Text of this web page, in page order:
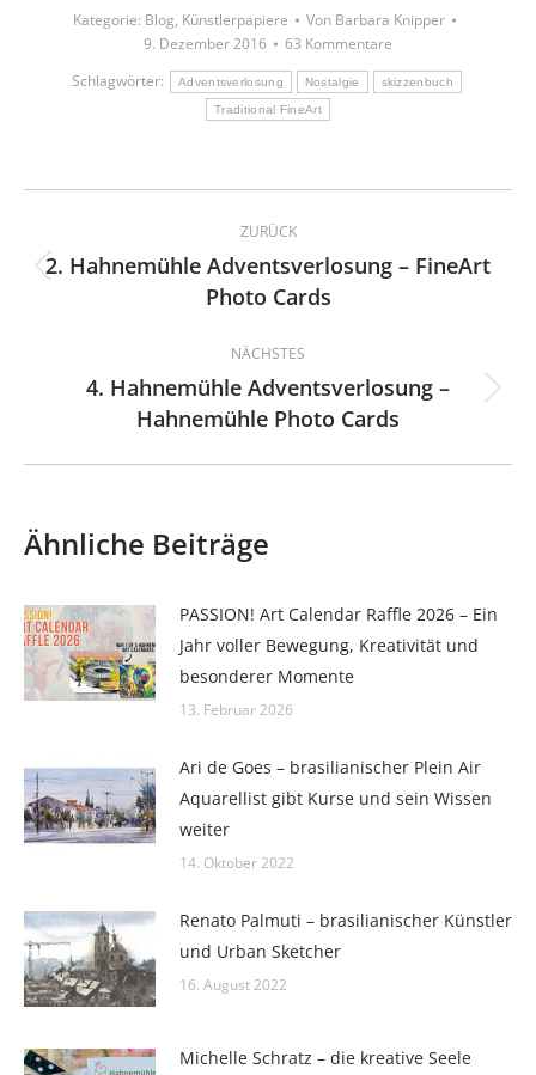
Kategorie: Blog, Künstlerpapiere Von Barbara Knipper
9. Dezember 2016
63 Kommentare
Schlagwörter:
Adventsverlosung Nostalgie skizzenbuch
Traditional FineArt
Kommentarnavigation
ZURÜCK
Vorheriger
Beitrag:
2. Hahnemühle Adventsverlosung – FineArt
Photo Cards
NÄCHSTES
Nächster
Beitrag:
4. Hahnemühle Adventsverlosung –
Hahnemühle Photo Cards
Ähnliche Beiträge
PASSION! Art Calendar Raffle 2026 – Ein
Jahr voller Bewegung, Kreativität und
besonderer Momente
13. Februar 2026
Ari de Goes – brasilianischer Plein Air
Aquarellist gibt Kurse und sein Wissen
weiter
14. Oktober 2022
Renato Palmuti – brasilianischer Künstler
und Urban Sketcher
16. August 2022
Michelle Schratz – die kreative Seele